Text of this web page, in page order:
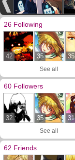
26 Following
42 35 35
See all
60 Followers
32 35 31
See all
62 Friends